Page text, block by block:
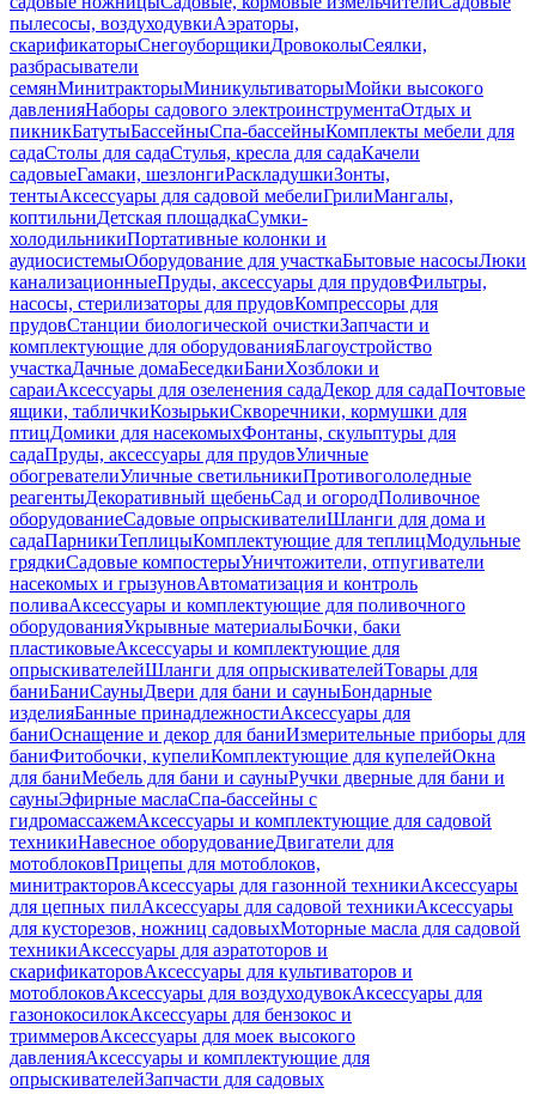
пылесосы, воздуходувкиАэраторы,
скарификаторыСнегоуборщикиДровоколыСеялки,
разбрасыватели
семянМинитракторыМиникультиваторыМойки высокого
давленияНаборы садового электроинструментаОтдых и
пикникБатутыБассейныСпа-бассейныКомплекты мебели для
садаСтолы для садаСтулья, кресла для садаКачели
садовыеГамаки, шезлонгиРаскладушкиЗонты,
тентыАксессуары для садовой мебелиГрилиМангалы,
коптильниДетская площадкаСумки-
холодильникиПортативные колонки и
аудиосистемыОборудование для участкаБытовые насосыЛюки
канализационныеПруды, аксессуары для прудовФильтры,
насосы, стерилизаторы для прудовКомпрессоры для
прудовСтанции биологической очисткиЗапчасти и
комплектующие для оборудованияБлагоустройство
участкаДачные домаБеседкиБаниХозблоки и
сараиАксессуары для озеленения садаДекор для садаПочтовые
ящики, табличкиКозырькиСкворечники, кормушки для
птицДомики для насекомыхФонтаны, скульптуры для
садаПруды, аксессуары для прудовУличные
обогревателиУличные светильникиПротивогололедные
реагентыДекоративный щебеньСад и огородПоливочное
оборудованиеСадовые опрыскивателиШланги для дома и
садаПарникиТеплицыКомплектующие для теплицМодульные
грядкиСадовые компостерыУничтожители, отпугиватели
насекомых и грызуновАвтоматизация и контроль
поливаАксессуары и комплектующие для поливочного
оборудованияУкрывные материалыБочки, баки
пластиковыеАксессуары и комплектующие для
опрыскивателейШланги для опрыскивателейТовары для
баниБаниСауныДвери для бани и сауныБондарные
изделияБанные принадлежностиАксессуары для
баниОснащение и декор для баниИзмерительные приборы для
баниФитобочки, купелиКомплектующие для купелейОкна
для баниМебель для бани и сауныРучки дверные для бани и
сауныЭфирные маслаСпа-бассейны с
гидромассажемАксессуары и комплектующие для садовой
техникиНавесное оборудованиеДвигатели для
мотоблоковПрицепы для мотоблоков,
минитракторовАксессуары для газонной техникиАксессуары
для цепных пилАксессуары для садовой техникиАксессуары
для кусторезов, ножниц садовыхМоторные масла для садовой
техникиАксессуары для аэратоторов и
скарификаторовАксессуары для культиваторов и
мотоблоковАксессуары для воздуходувокАксессуары для
газонокосилокАксессуары для бензокос и
триммеровАксессуары для моек высокого
давленияАксессуары и комплектующие для
опрыскивателейЗапчасти для садовых